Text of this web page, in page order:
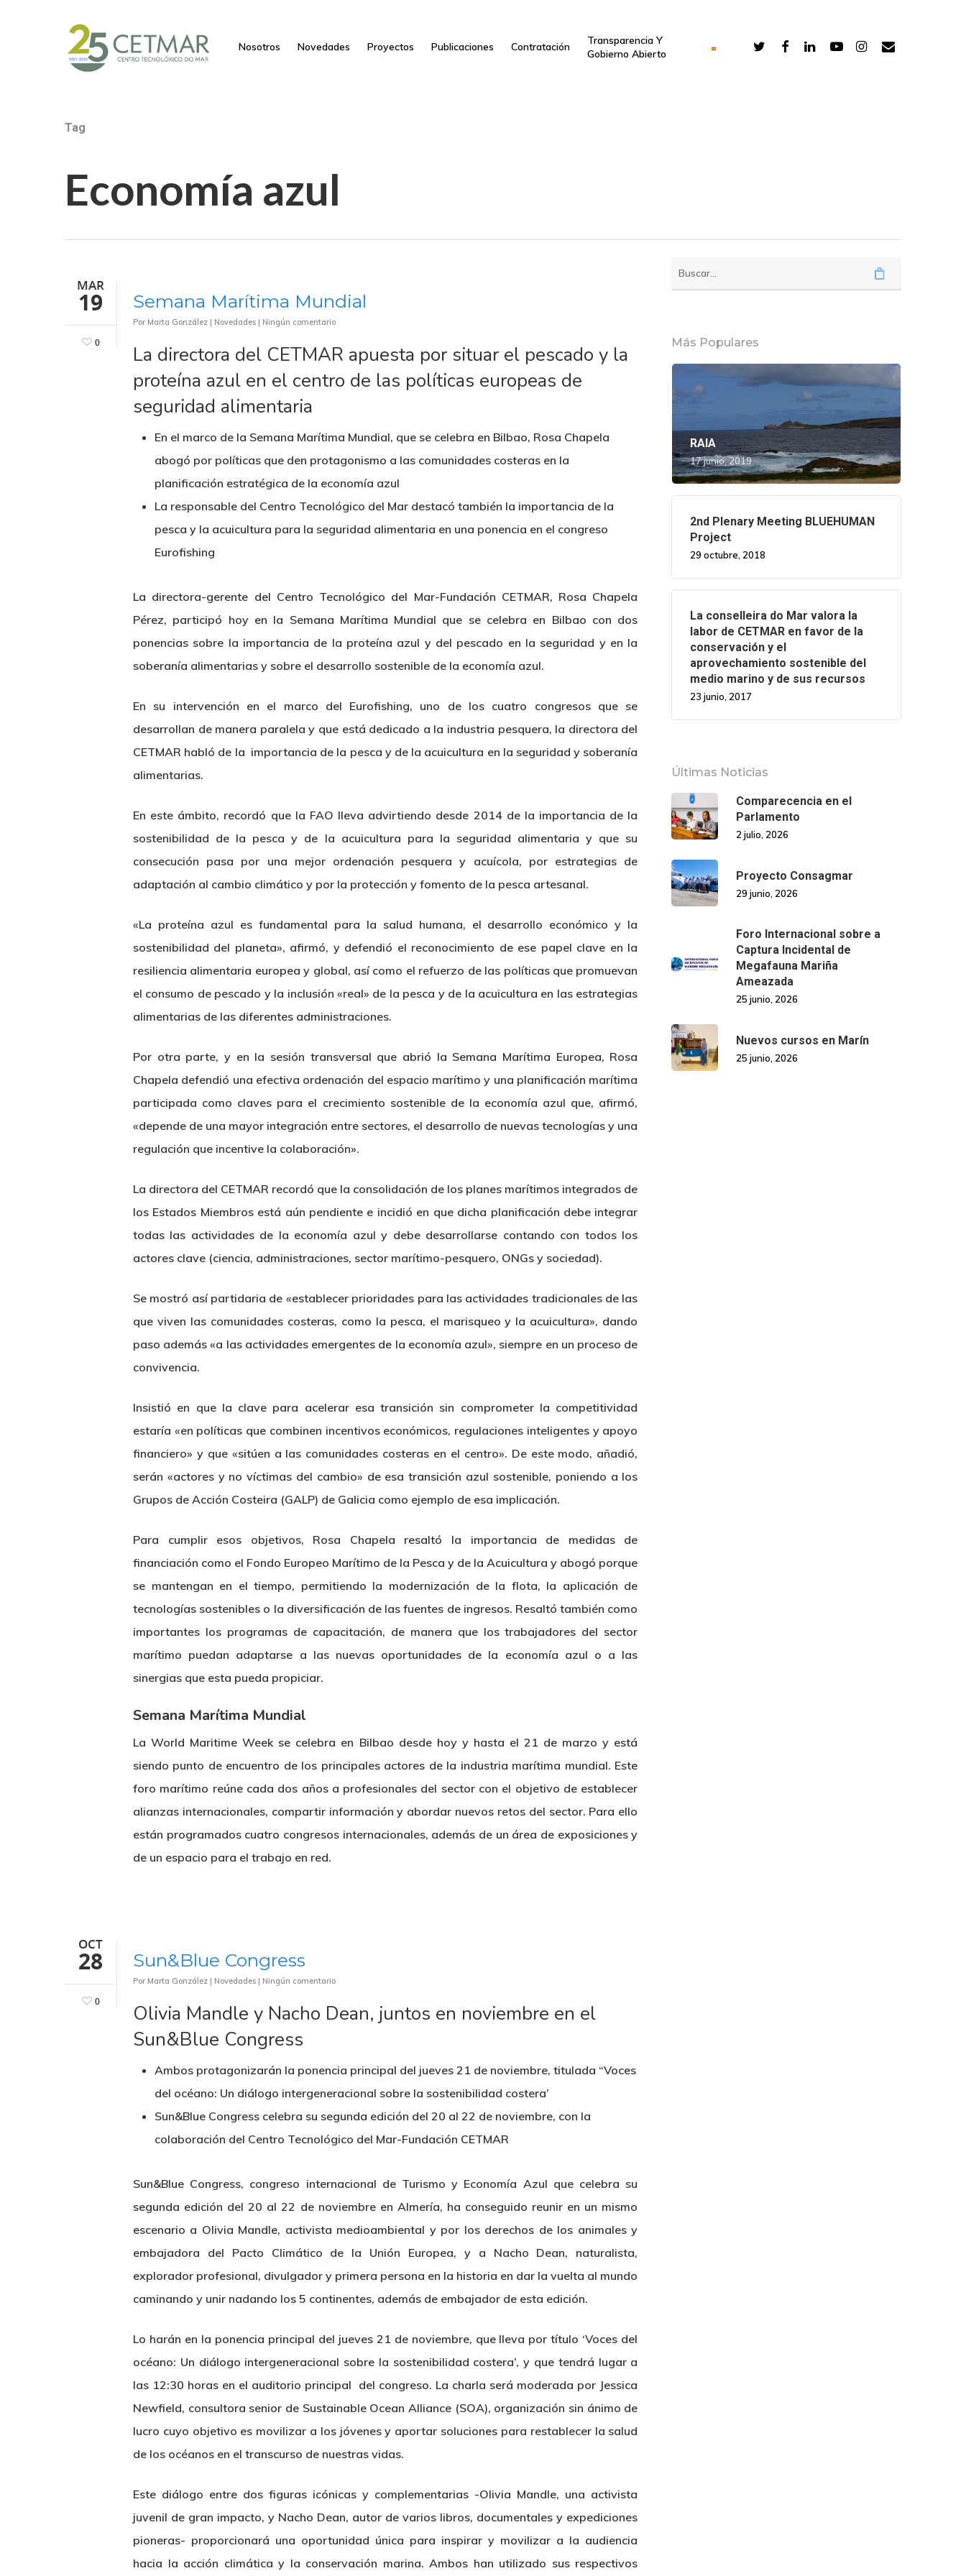
Nosotros Novedades Proyectos Publicaciones Contratación
Transparencia Y
Gobierno Abierto
Tag
Economía azul
MAR
19
0
Semana Marítima Mundial
Por Marta González | Novedades | Ningún comentario
La directora del CETMAR apuesta por situar el pescado y la
proteína azul en el centro de las políticas europeas de
seguridad alimentaria
En el marco de la Semana Marítima Mundial, que se celebra en Bilbao, Rosa Chapela
abogó por políticas que den protagonismo a las comunidades costeras en la
planificación estratégica de la economía azul
La responsable del Centro Tecnológico del Mar destacó también la importancia de la
pesca y la acuicultura para la seguridad alimentaria en una ponencia en el congreso
Eurofishing
La directora-gerente del Centro Tecnológico del Mar-Fundación CETMAR, Rosa Chapela
Pérez, participó hoy en la Semana Marítima Mundial que se celebra en Bilbao con dos
ponencias sobre la importancia de la proteína azul y del pescado en la seguridad y en la
soberanía alimentarias y sobre el desarrollo sostenible de la economía azul.
En su intervención en el marco del Eurofishing, uno de los cuatro congresos que se
desarrollan de manera paralela y que está dedicado a la industria pesquera, la directora del
CETMAR habló de la importancia de la pesca y de la acuicultura en la seguridad y soberanía
alimentarias.
En este ámbito, recordó que la FAO lleva advirtiendo desde 2014 de la importancia de la
sostenibilidad de la pesca y de la acuicultura para la seguridad alimentaria y que su
consecución pasa por una mejor ordenación pesquera y acuícola, por estrategias de
adaptación al cambio climático y por la protección y fomento de la pesca artesanal.
«La proteína azul es fundamental para la salud humana, el desarrollo económico y la
sostenibilidad del planeta», afirmó, y defendió el reconocimiento de ese papel clave en la
resiliencia alimentaria europea y global, así como el refuerzo de las políticas que promuevan
el consumo de pescado y la inclusión «real» de la pesca y de la acuicultura en las estrategias
alimentarias de las diferentes administraciones.
Por otra parte, y en la sesión transversal que abrió la Semana Marítima Europea, Rosa
Chapela defendió una efectiva ordenación del espacio marítimo y una planificación marítima
participada como claves para el crecimiento sostenible de la economía azul que, afirmó,
«depende de una mayor integración entre sectores, el desarrollo de nuevas tecnologías y una
regulación que incentive la colaboración».
La directora del CETMAR recordó que la consolidación de los planes marítimos integrados de
los Estados Miembros está aún pendiente e incidió en que dicha planificación debe integrar
todas las actividades de la economía azul y debe desarrollarse contando con todos los
actores clave (ciencia, administraciones, sector marítimo-pesquero, ONGs y sociedad).
Se mostró así partidaria de «establecer prioridades para las actividades tradicionales de las
que viven las comunidades costeras, como la pesca, el marisqueo y la acuicultura», dando
paso además «a las actividades emergentes de la economía azul», siempre en un proceso de
convivencia.
Insistió en que la clave para acelerar esa transición sin comprometer la competitividad
estaría «en políticas que combinen incentivos económicos, regulaciones inteligentes y apoyo
financiero» y que «sitúen a las comunidades costeras en el centro». De este modo, añadió,
serán «actores y no víctimas del cambio» de esa transición azul sostenible, poniendo a los
Grupos de Acción Costeira (GALP) de Galicia como ejemplo de esa implicación.
Para cumplir esos objetivos, Rosa Chapela resaltó la importancia de medidas de
financiación como el Fondo Europeo Marítimo de la Pesca y de la Acuicultura y abogó porque
se mantengan en el tiempo, permitiendo la modernización de la flota, la aplicación de
tecnologías sostenibles o la diversificación de las fuentes de ingresos. Resaltó también como
importantes los programas de capacitación, de manera que los trabajadores del sector
marítimo puedan adaptarse a las nuevas oportunidades de la economía azul o a las
sinergias que esta pueda propiciar.
Semana Marítima Mundial
La World Maritime Week se celebra en Bilbao desde hoy y hasta el 21 de marzo y está
siendo punto de encuentro de los principales actores de la industria marítima mundial. Este
foro marítimo reúne cada dos años a profesionales del sector con el objetivo de establecer
alianzas internacionales, compartir información y abordar nuevos retos del sector. Para ello
están programados cuatro congresos internacionales, además de un área de exposiciones y
de un espacio para el trabajo en red.
OCT
28
0
Sun&Blue Congress
Por Marta González | Novedades | Ningún comentario
Olivia Mandle y Nacho Dean, juntos en noviembre en el
Sun&Blue Congress
Ambos protagonizarán la ponencia principal del jueves 21 de noviembre, titulada “Voces
del océano: Un diálogo intergeneracional sobre la sostenibilidad costera’
Sun&Blue Congress celebra su segunda edición del 20 al 22 de noviembre, con la
colaboración del Centro Tecnológico del Mar-Fundación CETMAR
Sun&Blue Congress, congreso internacional de Turismo y Economía Azul que celebra su
segunda edición del 20 al 22 de noviembre en Almería, ha conseguido reunir en un mismo
escenario a Olivia Mandle, activista medioambiental y por los derechos de los animales y
embajadora del Pacto Climático de la Unión Europea, y a Nacho Dean, naturalista,
explorador profesional, divulgador y primera persona en la historia en dar la vuelta al mundo
caminando y unir nadando los 5 continentes, además de embajador de esta edición.
Lo harán en la ponencia principal del jueves 21 de noviembre, que lleva por título ‘Voces del
océano: Un diálogo intergeneracional sobre la sostenibilidad costera’, y que tendrá lugar a
las 12:30 horas en el auditorio principal del congreso. La charla será moderada por Jessica
Newfield, consultora senior de Sustainable Ocean Alliance (SOA), organización sin ánimo de
lucro cuyo objetivo es movilizar a los jóvenes y aportar soluciones para restablecer la salud
de los océanos en el transcurso de nuestras vidas.
Este diálogo entre dos figuras icónicas y complementarias -Olivia Mandle, una activista
juvenil de gran impacto, y Nacho Dean, autor de varios libros, documentales y expediciones
pioneras- proporcionará una oportunidad única para inspirar y movilizar a la audiencia
hacia la acción climática y la conservación marina. Ambos han utilizado sus respectivos
Más Populares
RAIA
17 junio, 2019
2nd Plenary Meeting BLUEHUMAN
Project
29 octubre, 2018
La conselleira do Mar valora la
labor de CETMAR en favor de la
conservación y el
aprovechamiento sostenible del
medio marino y de sus recursos
23 junio, 2017
Últimas Noticias
Comparecencia en el
Parlamento
2 julio, 2026
Proyecto Consagmar
29 junio, 2026
Foro Internacional sobre a
Captura Incidental de
Megafauna Mariña
Ameazada
25 junio, 2026
Nuevos cursos en Marín
25 junio, 2026